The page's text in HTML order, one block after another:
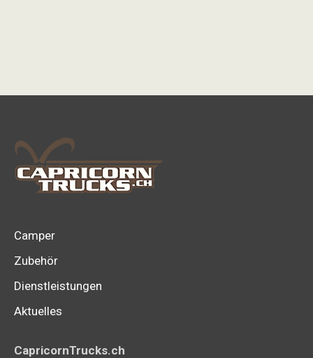
Camper
Zubehör
Dienstleistungen
Aktuelles
CapricornTrucks.ch